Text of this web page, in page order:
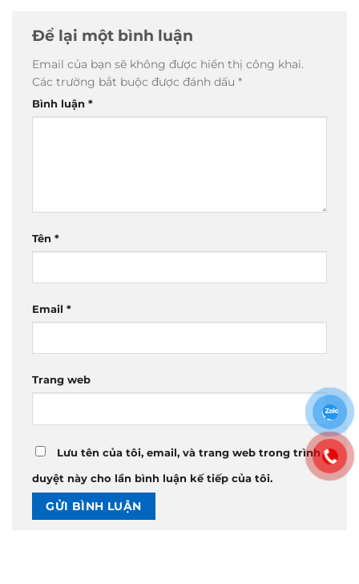
Để lại một bình luận
Email của bạn sẽ không được hiển thị công khai.
Các trường bắt buộc được đánh dấu *
Bình luận *
Tên *
Email *
Trang web
Lưu tên của tôi, email, và trang web trong trình
duyệt này cho lần bình luận kế tiếp của tôi.